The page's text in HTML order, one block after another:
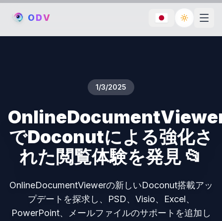
ODV Toggle
1/3/2025
でDoconutによる強化さ
れた閲覧体験を発見 📂
OnlineDocumentViewerの新しいDoconut搭載アッ
プデートを探求し、PSD、Visio、Excel、
PowerPoint、メールファイルのサポートを追加し